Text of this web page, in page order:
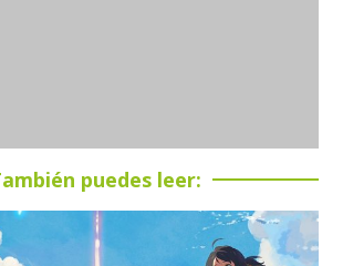
puedes leer: